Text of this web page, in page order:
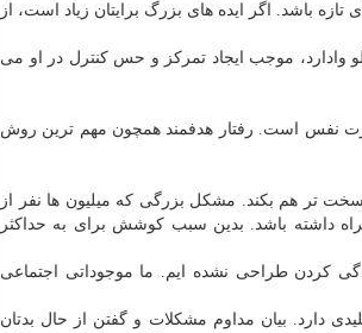
باشد. اگر ایده های بزرگ برایتان زیاد است، از
موجب ایجاد تمرکز و حس کنترل در او می
عزت نفس است. رفتار هدفمند همچون مهم ترین روش
را سخت تر هم بکند. مشکل بزرگی که میلیون ها نفر از
داشته باشد. بدین سبب کوشش برای به حداکثر
زندگی کردن طراحی نشده ایم. ما موجوداتی اجتماعی
دارد. بیان مداوم مشکلات و گفتن از حال بدتان